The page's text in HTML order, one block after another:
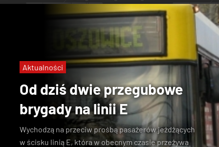
Od dziś dwie przegubowe
brygady na linii E
Wychodzą na przeciw prośbą pasażerów jeżdżących
w ścisku linią E, która w obecnym czasie przeżywa
Aktualności